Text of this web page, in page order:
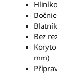
Bez
mm)